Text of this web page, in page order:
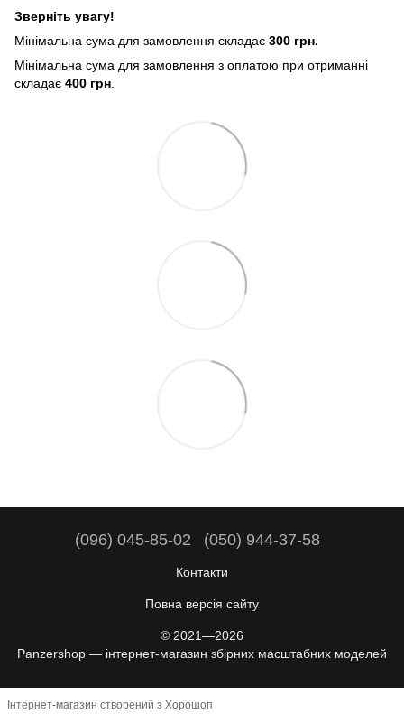
Зверніть увагу!
Мінімальна сума для замовлення складає 300 грн.
Мінімальна сума для замовлення з оплатою при отриманні
складає 400 грн
(096) 045-85-02 (050) 944-37-58
Контакти
Повна версія сайту
© 2021—2026
Panzershop — інтернет-магазин збірних масштабних моделей
Інтернет-магазин створений з Хорошоп